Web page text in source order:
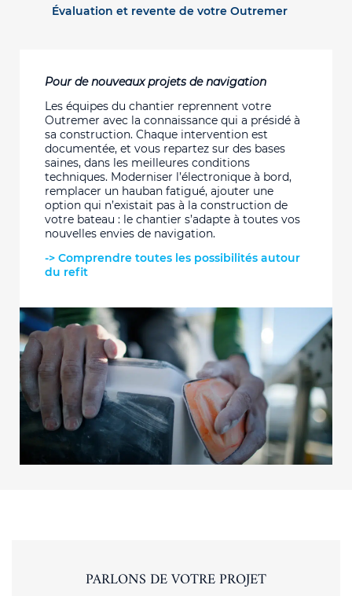
Évaluation et revente de votre Outremer
Pour de nouveaux projets de navigation
Les équipes du chantier reprennent votre
Outremer avec la connaissance qui a présidé à
sa construction. Chaque intervention est
documentée, et vous repartez sur des bases
saines, dans les meilleures conditions
techniques. Moderniser l’électronique à bord,
remplacer un hauban fatigué, ajouter une
option qui n’existait pas à la construction de
votre bateau : le chantier s’adapte à toutes vos
nouvelles envies de navigation.
-> Comprendre toutes les possibilités autour
du refit
PARLONS DE VOTRE PROJET